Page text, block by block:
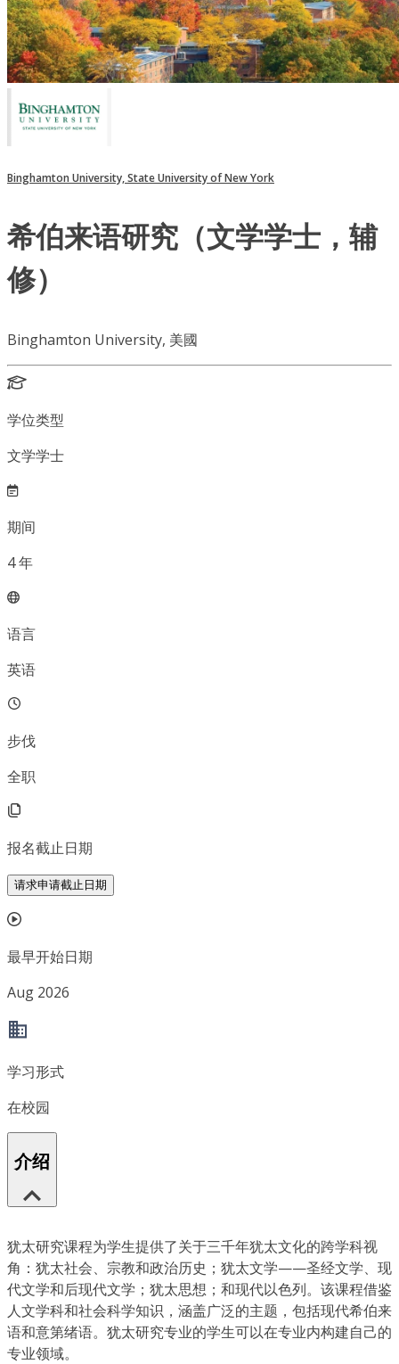
Binghamton University, State University of New York
希伯来语研究（文学学士，辅
修）
Binghamton University, 美國
学位类型
文学学士
期间
4年
语言
英语
步伐
全职
报名截止日期
请求申请截止日期
最早开始日期
Aug 2026
学习形式
在校园
介绍
犹太研究课程为学生提供了关于三千年犹太文化的跨学科视
角：犹太社会、宗教和政治历史；犹太文学——圣经文学、现
代文学和后现代文学；犹太思想；和现代以色列。该课程借鉴
人文学科和社会科学知识，涵盖广泛的主题，包括现代希伯来
语和意第绪语。犹太研究专业的学生可以在专业内构建自己的
专业领域。